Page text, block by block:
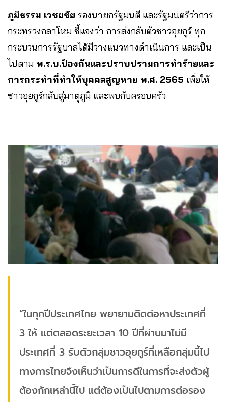
ภูมิธรรม เวชยชัย รองนายกรัฐมนตี และรัฐมนตรีว่าการ
กระทรวงกลาโหม ชี้แจงว่า การส่งกลับตัวชาวอุยกูร์ ทุก
กระบวนการรัฐบาลได้มีวางแนวทางดำเนินการ และเป็น
ไปตาม พ.ร.บ.ป้องกันและปราบปรามการทำร้ายและ
การกระทำที่ทำให้บุคคลสูญหาย พ.ศ. 2565 เพื่อให้
ชาวอุยกูร์กลับสู่มาตุภูมิ และพบกับครอบครัว
“ในทุกปีประเทศไทย พยายามติดต่อหาประเทศที่
3 ให้ แต่ตลอดระยะเวลา 10 ปีที่ผ่านมาไม่มี
ประเทศที่ 3 รับตัวกลุ่มชาวอุยกูร์ที่เหลือกลุ่มนี้ไป
ทางการไทยจึงเห็นว่าเป็นการดีในการที่จะส่งตัวผู้
ต้องกักเหล่านี้ไป แต่ต้องเป็นไปตามการต่อรอง